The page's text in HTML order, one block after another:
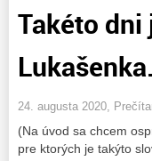
Takéto dni
Lukašenka.
24. augusta 2020,
(Na úvod sa chcem
pre ktorých je takýto